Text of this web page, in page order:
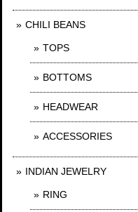
CHILI BEANS
TOPS
BOTTOMS
HEADWEAR
ACCESSORIES
INDIAN JEWELRY
RING